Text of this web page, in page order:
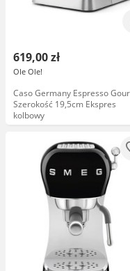
619,00 zł
Ole Ole!
Caso Germany Espresso
Szerokość 19,5cm Ekspres
kolbowy